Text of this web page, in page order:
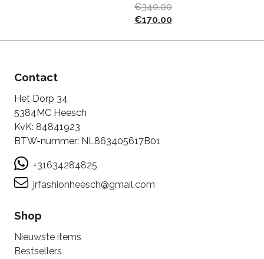
€340.00
€170.00
Contact
Het Dorp 34
5384MC Heesch
KvK: 84841923
BTW-nummer: NL863405617B01
+31634284825
jrfashionheesch@gmail.com
Shop
Nieuwste items
Bestsellers